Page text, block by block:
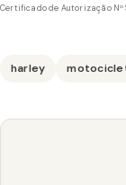
Certificado de Autorização Nº
harley